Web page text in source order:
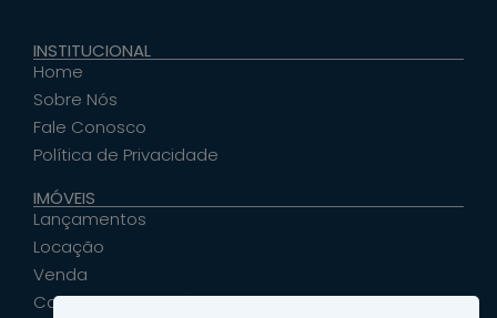
INSTITUCIONAL
Home
Sobre Nós
Fale Conosco
Política de Privacidade
IMÓVEIS
Lançamentos
Locação
Venda
Cadastrar Seu Imóvel